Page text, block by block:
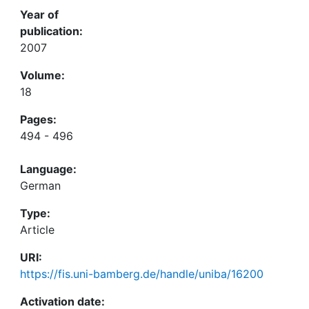
Year of
publication:
2007
Volume:
18
Pages:
494 - 496
Language:
German
Type:
Article
URI:
https://fis.uni-bamberg.de/handle/uniba/16200
Activation date: